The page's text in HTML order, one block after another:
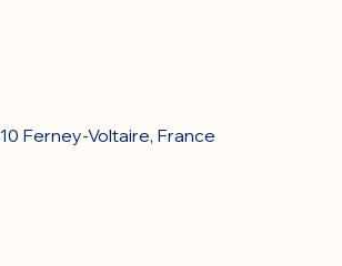
Ferney-Voltaire, France